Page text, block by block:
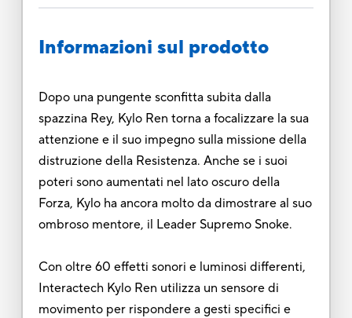
Informazioni sul prodotto
Dopo una pungente sconfitta subita dalla
spazzina Rey, Kylo Ren torna a focalizzare la sua
attenzione e il suo impegno sulla missione della
distruzione della Resistenza. Anche se i suoi
poteri sono aumentati nel lato oscuro della
Forza, Kylo ha ancora molto da dimostrare al suo
ombroso mentore, il Leader Supremo Snoke.
Con oltre 60 effetti sonori e luminosi differenti,
Interactech Kylo Ren utilizza un sensore di
movimento per rispondere a gesti specifici e